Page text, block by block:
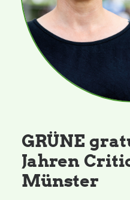
Ortsverbände
Kommissionen
Grünes Zentrum
Personen
GRÜNE
Jahren
Münster